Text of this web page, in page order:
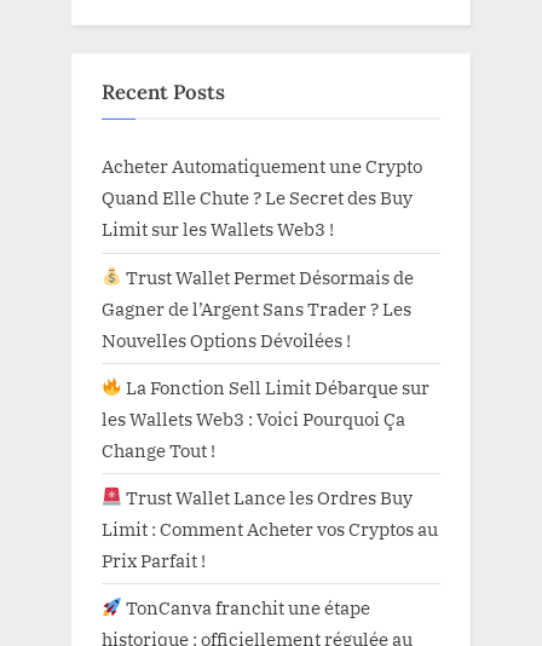
Recent Posts
Acheter Automatiquement une Crypto
Quand Elle Chute ? Le Secret des Buy
Limit sur les Wallets Web3 !
Trust Wallet Permet Désormais de
Gagner de l’Argent Sans Trader ? Les
Nouvelles Options Dévoilées !
La Fonction Sell Limit Débarque sur
les Wallets Web3 : Voici Pourquoi Ça
Change Tout !
Trust Wallet Lance les Ordres Buy
Limit : Comment Acheter vos Cryptos au
Prix Parfait !
TonCanva franchit une étape
historique : officiellement régulée au